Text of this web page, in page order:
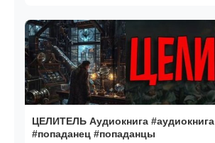
ЦЕЛИТЕЛЬ Аудиокнига #аудиокнига
#попаданец #попаданцы